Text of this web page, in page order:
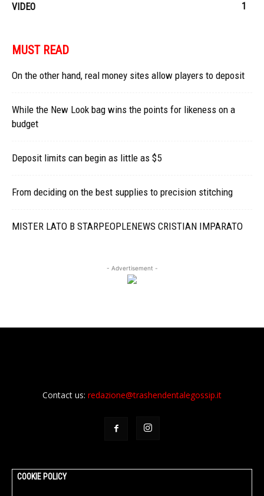
VIDEO
1
MUST READ
On the other hand, real money sites allow players to deposit
While the New Look bag wins the points for likeness on a
budget
Deposit limits can begin as little as $5
From deciding on the best supplies to precision stitching
MISTER LATO B STARPEOPLENEWS CRISTIAN IMPARATO
- Advertisement -
Contact us: redazione@trashendentalegossip.it
COOKIE POLICY